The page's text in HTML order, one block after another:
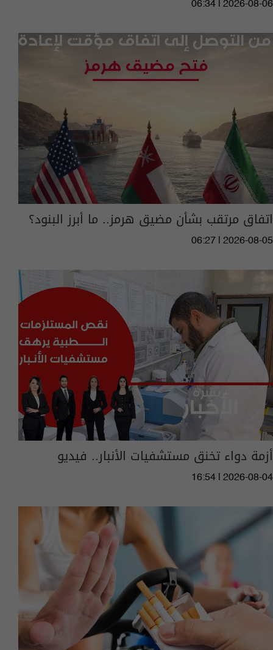
06:34 | 2026-08-06
اتفاق مرتقب بشأن مضيق هرمز.. ما أبرز البنود؟
06:27 | 2026-08-05
أزمة دواء تخنق مستشفيات الأنبار.. فيديو
16:54 | 2026-08-04